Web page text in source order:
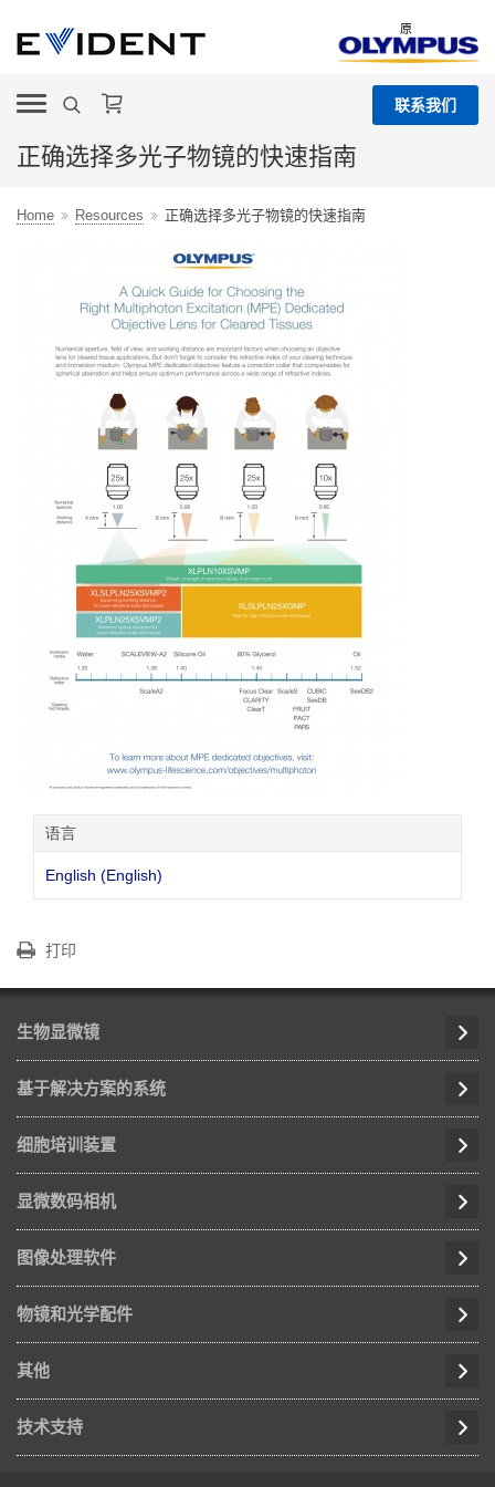
原
联系我们
正确选择多光子物镜的快速指南
Home Resources 正确选择多光子物镜的快速指南
语言
English (English)
打印
生物显微镜
基于解决方案的系统
细胞培训装置
显微数码相机
图像处理软件
物镜和光学配件
其他
技术支持